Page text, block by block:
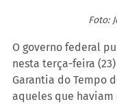
Foto:
O governo federal
nesta terça-feira
Garantia do Tempo
aqueles que